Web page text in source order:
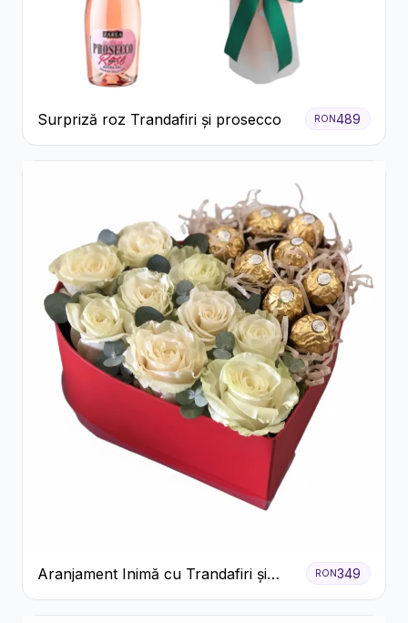
Surpriză roz Trandafiri și prosecco RON489
Aranjament Inimă cu Trandafiri și
Praline Ferrero
RON349